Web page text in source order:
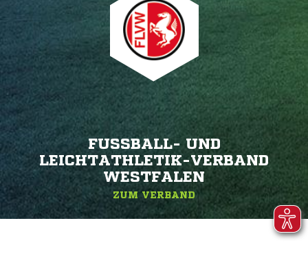
FUSSBALL- UND L
EICHTATHLETIK-VERBAND W
ESTFALEN
ZUM VERBAND